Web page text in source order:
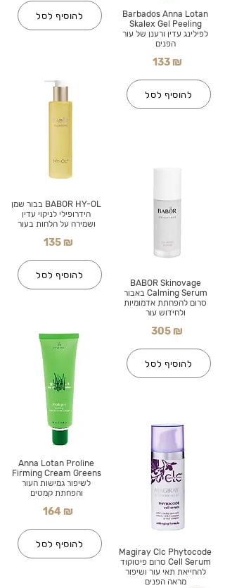
להוסיף לסל
BABOR HY-OL בבור שמן
הידרופילי לניקוי עדין
ושמירה על הלחות בעור
135 ₪
להוסיף לסל
Anna Lotan Proline
Firming Cream Greens
לשיפור גמישות העור
והפחתת קמטים
164 ₪
להוסיף לסל
Barbados Anna Lotan
Skalex Gel Peeling
לפילינג עדין ורענן של עור
הפנים
133 ₪
להוסיף לסל
BABOR Skinovage
Calming Serum באבור
סרום להפחתת אדמומיות
ולחידוש עור
305 ₪
להוסיף לסל
Magiray Clc Phytocode
Cell Serum סרום פיטוקוד
להחייאת תאי עור ושיפור
מראה הפנים